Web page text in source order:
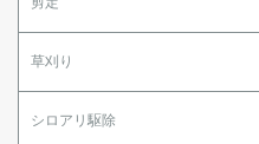
草刈り
シロアリ駆除